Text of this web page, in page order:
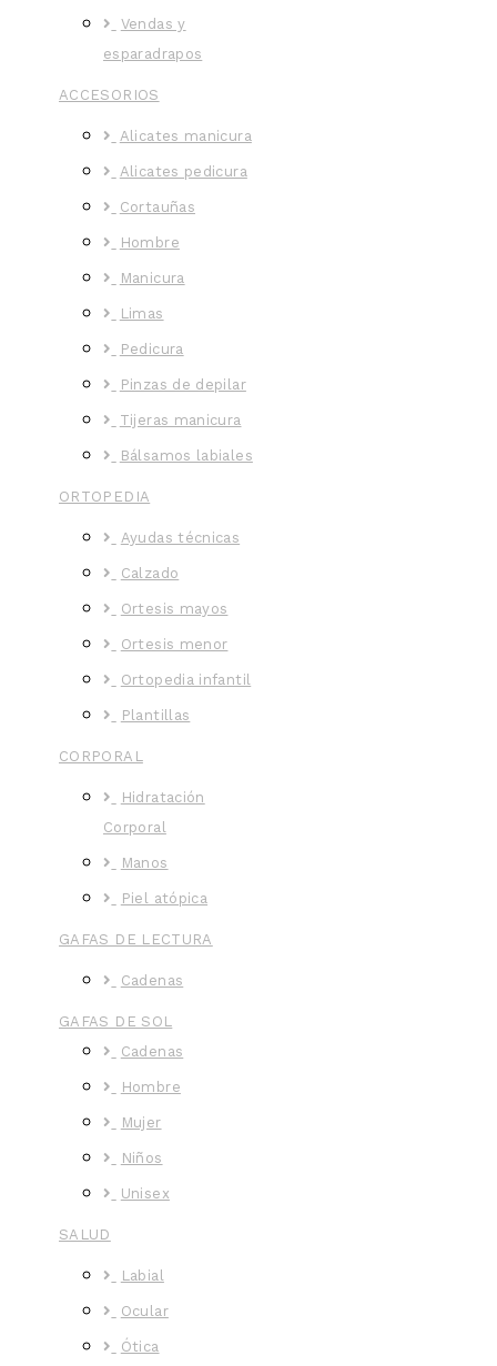
Vendas y
esparadrapos
ACCESORIOS
Alicates manicura
Alicates pedicura
Cortauñas
Hombre
Manicura
Limas
Pedicura
Pinzas de depilar
Tijeras manicura
Bálsamos labiales
ORTOPEDIA
Ayudas técnicas
Calzado
Ortesis mayos
Ortesis menor
Ortopedia infantil
Plantillas
CORPORAL
Hidratación
Corporal
Manos
Piel atópica
GAFAS DE LECTURA
Cadenas
GAFAS DE SOL
Cadenas
Hombre
Mujer
Niños
Unisex
SALUD
Labial
Ocular
Ótica